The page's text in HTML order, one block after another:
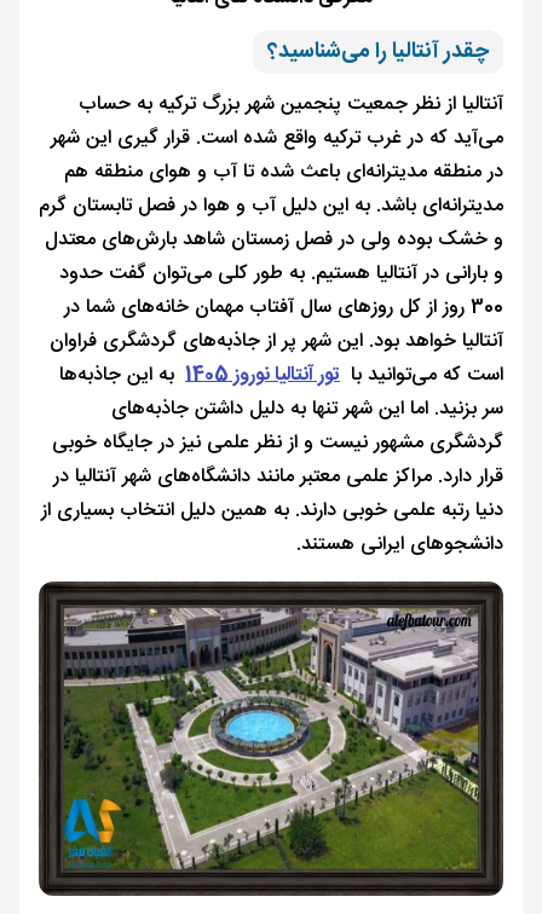
چقدر آنتالیا را می‌شناسید؟
آنتالیا از نظر جمعیت پنجمین شهر بزرگ ترکیه به حساب
می‌آید که در غرب ترکیه واقع شده است. قرار گیری این شهر
در منطقه مدیترانه‌ای باعث شده تا آب و هوای منطقه هم
مدیترانه‌ای باشد. به این دلیل آب و هوا در فصل تابستان گرم
و خشک بوده ولی در فصل زمستان شاهد بارش‌های معتدل
و بارانی در آنتالیا هستیم. به طور کلی می‌توان گفت حدود
300 روز از کل روزهای سال آفتاب مهمان خانه‌های شما در
آنتالیا خواهد بود. این شهر پر از جاذبه‌های گردشگری فراوان
است که می‌توانید با تور آنتالیا نوروز 1405
به این جاذبه‌ها
سر بزنید. اما این شهر تنها به دلیل داشتن جاذبه‌های
گردشگری مشهور نیست و از نظر علمی نیز در جایگاه خوبی
قرار دارد. مراکز علمی معتبر مانند دانشگاه‌های شهر آنتالیا در
دنیا رتبه علمی خوبی دارند. به همین دلیل انتخاب بسیاری از
دانشجوهای ایرانی هستند.